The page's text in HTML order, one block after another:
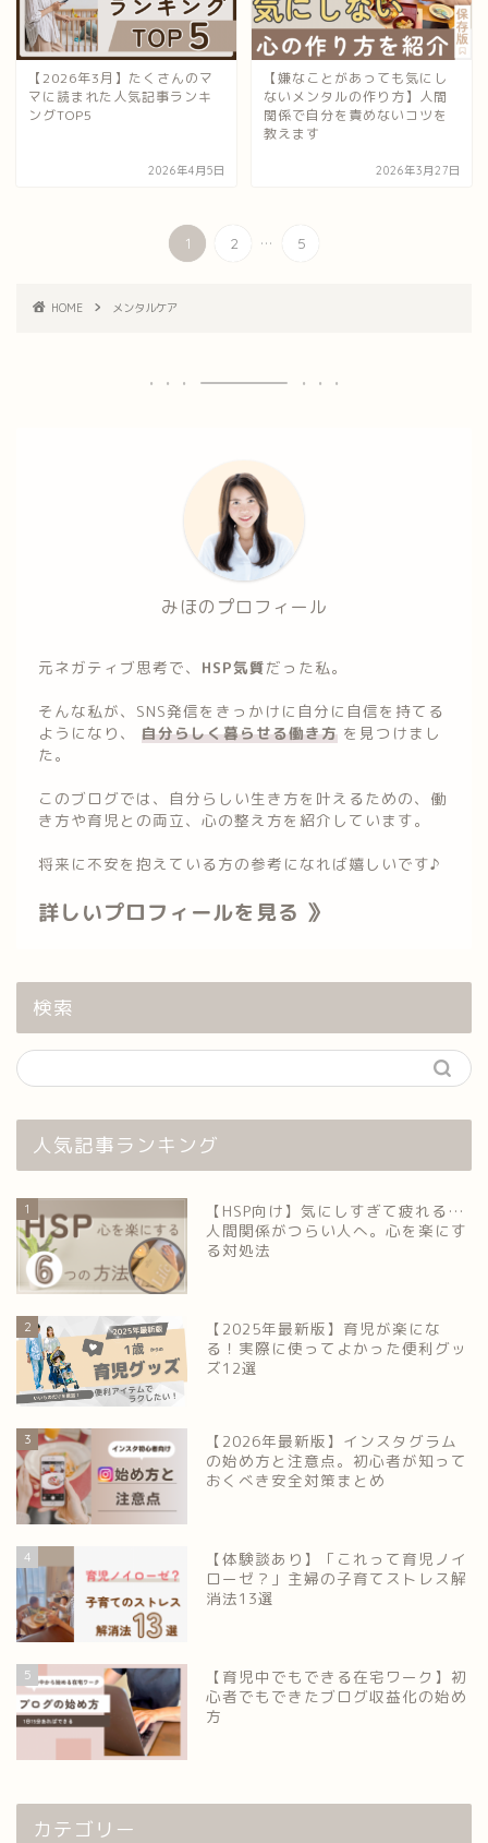
【2026年3月】たくさんのマ
マに読まれた人気記事ランキ
ングTOP5
2026年4月5日
【嫌なことがあっても気にし
ないメンタルの作り方】人間
関係で自分を責めないコツを
教えます
2026年3月27日
1 2 ... 5
HOME メンタルケア
みほのプロフィール
元ネガティブ思考で、 HSP気質だった私。
そんな私が、SNS発信をきっかけに自分に自信を持てる
ようになり、
自分らしく暮らせる働き方 を見つけまし
た。
このブログでは、自分らしい生き方を叶えるための、働
き方や育児との両立、心の整え方を紹介しています。
将来に不安を抱えている方の参考になれば嬉しいです♪
詳しいプロフィールを見る 》
検索
人気記事ランキング
1
【HSP向け】気にしすぎて疲れる…
人間関係がつらい人へ。心を楽にす
る対処法
2
【2025年最新版】育児が楽にな
る！実際に使ってよかった便利グッ
ズ12選
3
【2026年最新版】インスタグラム
の始め方と注意点。初心者が知って
おくべき安全対策まとめ
4
【体験談あり】「これって育児ノイ
ローゼ？」主婦の子育てストレス解
消法13選
5
【育児中でもできる在宅ワーク】初
心者でもできたブログ収益化の始め
方
カテゴリー